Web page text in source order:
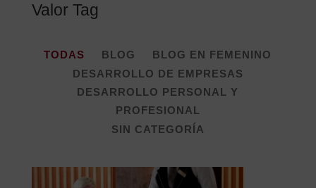
Valor Tag
TODAS BLOG
BLOG EN FEMENINO
DESARROLLO DE EMPRESAS
DESARROLLO PERSONAL Y
PROFESIONAL
SIN CATEGORÍA